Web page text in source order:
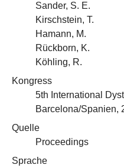
Sander, S. E.
Kirschstein, T.
Hamann, M.
Rückborn, K.
Köhling, R.
Kongress
5th International
Barcelona/Spanien,
Quelle
Proceedings
Sprache